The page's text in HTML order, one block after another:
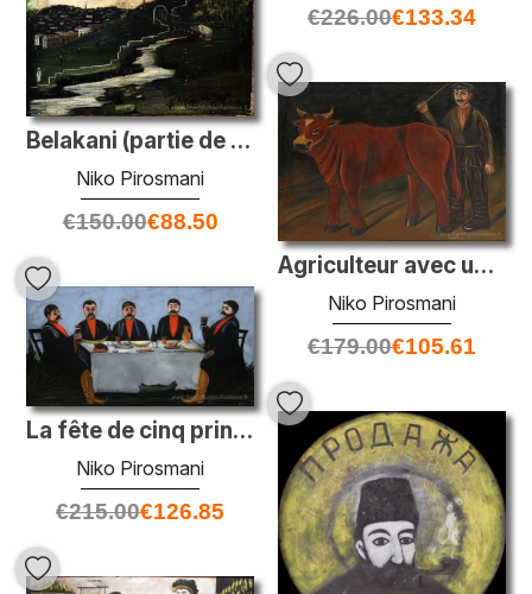
€226.00€133.34
Belakani (partie de la tapisserie en six peintures)
Niko Pirosmani
€150.00€88.50
Agriculteur avec un taureau
Niko Pirosmani
€179.00€105.61
La fête de cinq princes
Niko Pirosmani
€215.00€126.85